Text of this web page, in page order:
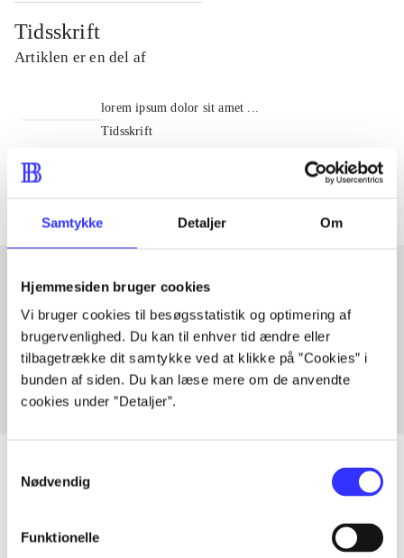
Samtykke Detaljer Om
Hjemmesiden bruger cookies
Vi bruger cookies til besøgsstatistik og optimering af
brugervenlighed. Du kan til enhver tid ændre eller
tilbagetrække dit samtykke ved at klikke på ”Cookies” i
bunden af siden. Du kan læse mere om de anvendte
cookies under ”Detaljer”.
Nødvendig
Funktionelle
Tidsskrift
Artiklen er en del af
lorem ipsum dolor sit amet ...
Tidsskrift
Artiklerne i
Artikler med samme emner
Fra
Alle registrerede artikler fordelt på udgivelser